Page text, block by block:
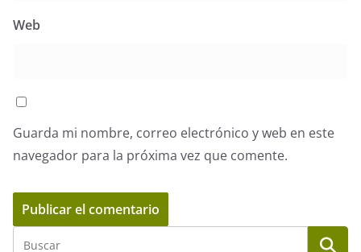
Web
Guarda mi nombre, correo electrónico y web en este
navegador para la próxima vez que comente.